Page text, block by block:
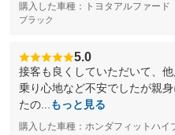
購入した車種：トヨタアルファード
ブラック
5.0
接客も良くしていただいて、
乗り心地など不安でしたが親
たの...
もっと見る
購入した車種：ホンダフィットハイ